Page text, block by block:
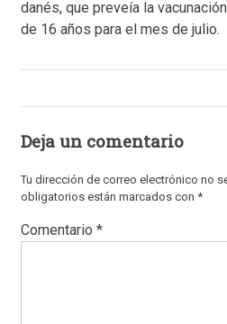
danés, que preveía la
de 16 años para el mes de julio.
Deja un comentario
Tu dirección de correo electrónico no
obligatorios están marcados con *
Comentario *